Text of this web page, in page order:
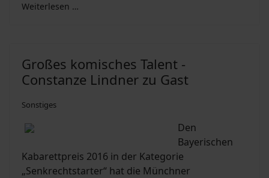
Weiterlesen …
Großes komisches Talent -
Constanze Lindner zu Gast
Sonstiges
Den
Bayerischen
Kabarettpreis 2016 in der Kategorie
„Senkrechtstarter“ hat die Münchner